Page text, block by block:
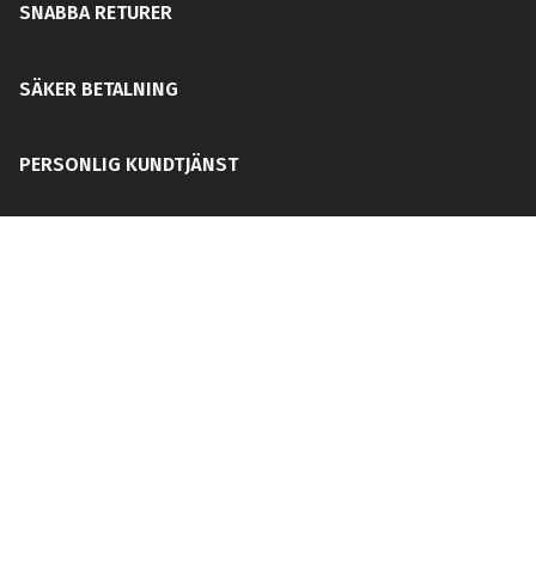
SNABBA RETURER
SÄKER BETALNING
PERSONLIG KUNDTJÄNST